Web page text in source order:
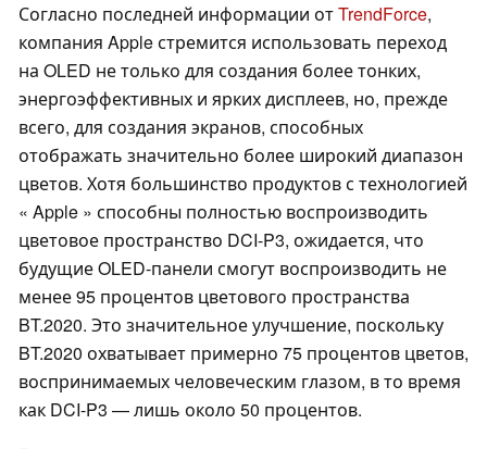
Согласно последней информации отTrendForce,
компания Apple стремится использовать переход
на OLED не только для создания более тонких,
энергоэффективных и ярких дисплеев, но, прежде
всего, для создания экранов, способных
отображать значительно более широкий диапазон
цветов. Хотя большинство продуктов с технологией
« Apple » способны полностью воспроизводить
цветовое пространство DCI-P3, ожидается, что
будущие OLED-панели смогут воспроизводить не
менее 95 процентов цветового пространства
BT.2020. Это значительное улучшение, поскольку
BT.2020 охватывает примерно 75 процентов цветов,
воспринимаемых человеческим глазом, в то время
как DCI-P3 — лишь около 50 процентов.